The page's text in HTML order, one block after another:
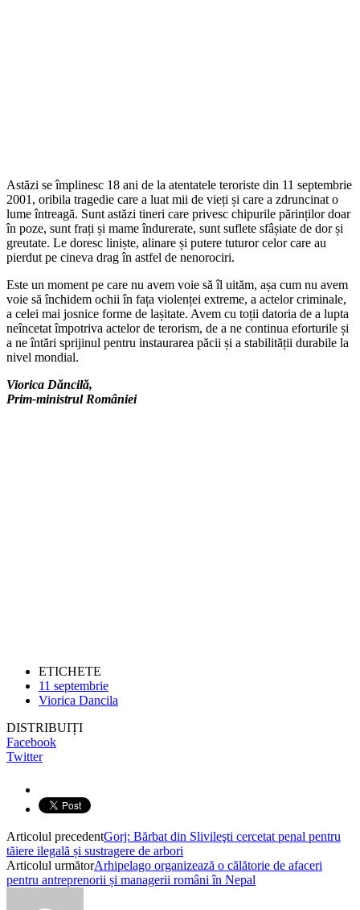
Astăzi se împlinesc 18 ani de la atentatele teroriste din 11 septembrie
2001, oribila tragedie care a luat mii de vieți și care a zdruncinat o
lume întreagă. Sunt astăzi tineri care privesc chipurile părinților doar
în poze, sunt frați și mame îndurerate, sunt suflete sfâșiate de dor și
greutate. Le doresc liniște, alinare și putere tuturor celor care au
pierdut pe cineva drag în astfel de nenorociri.
Este un moment pe care nu avem voie să îl uităm, așa cum nu avem
voie să închidem ochii în fața violenței extreme, a actelor criminale,
a celei mai josnice forme de lașitate. Avem cu toții datoria de a lupta
neîncetat împotriva actelor de terorism, de a ne continua eforturile și
a ne întări sprijinul pentru instaurarea păcii și a stabilității durabile la
nivel mondial.
Viorica Dăncilă,
Prim-ministrul României
ETICHETE
11 septembrie
Viorica Dancila
DISTRIBUIȚI
Facebook
Twitter
Articolul precedentGorj: Bărbat din Slivileşti cercetat penal pentru
tăiere ilegală și sustragere de arbori
Articolul următorArhipelago organizează o călătorie de afaceri
pentru antreprenorii și managerii români în Nepal